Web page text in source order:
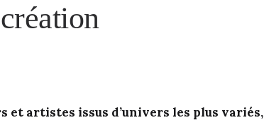
création
et artistes issus d’univers les plus variés,